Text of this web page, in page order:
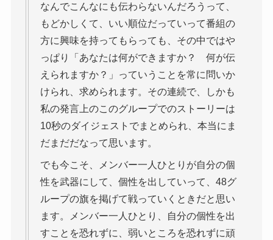
なんでこんなにも伝わらないんだろうって、
もどかしくて、いい順位だっていって番組の
方に興味を持ってもらっても、その中ではや
っぱり「あなたは何ができますか？ 何が伝
えられますか？」っていうことを常に問いか
けられ、求められます。その連続で、しかも
私の発言上のこのグループでのストーリーは
10秒のダイジェストでまとめられ、本当にま
だまだだなって思います。
でも今こそ、メンバー一人ひとりが自分の個
性を武器にして、個性を出していって、48グ
ループの旗を掲げて戦っていくときだと思い
ます。メンバー一人ひとり、自分の個性を出
すことを恐れずに、弱いところを恐れずに頑